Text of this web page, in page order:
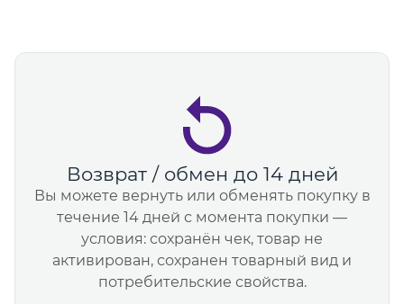
Возврат / обмен до 14 дней
Вы можете вернуть или обменять покупку в
течение 14 дней с момента покупки —
условия: сохранён чек, товар не
активирован, сохранен товарный вид и
потребительские свойства.